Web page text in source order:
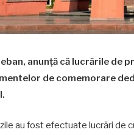
anunță că lucrările de
de comemorare
au fost efectuate lucrări de